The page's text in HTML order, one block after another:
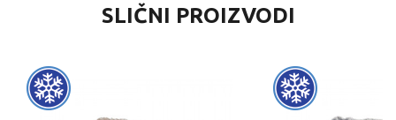
SLIČNI PROIZVODI